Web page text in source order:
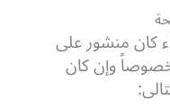
كان منشور على
وإن كان